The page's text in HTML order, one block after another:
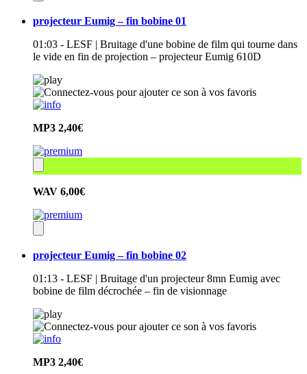
projecteur Eumig – fin bobine 01
01:03 - LESF | Bruitage d'une bobine de film qui tourne dans
le vide en fin de projection – projecteur Eumig 610D
MP3 2,40€
WAV 6,00€
projecteur Eumig – fin bobine 02
01:13 - LESF | Bruitage d'un projecteur 8mn Eumig avec
bobine de film décrochée – fin de visionnage
MP3 2,40€